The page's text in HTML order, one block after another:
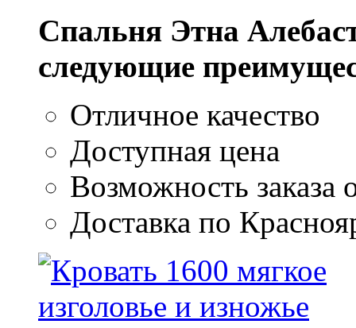
Спальня Этна
следующие
Отличное качество
Доступная цена
Возможность заказа
Доставка по